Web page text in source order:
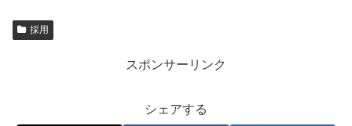
採用
スポンサーリンク
シェアする